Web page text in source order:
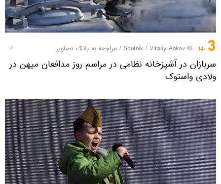
3
/14
© Sputnik / Vitaliy Ankov
/ مراجعه به بانک تصاویر
سربازان در آشپزخانه نظامی در مراسم روز مدافعان میهن در
ولادی واستوک